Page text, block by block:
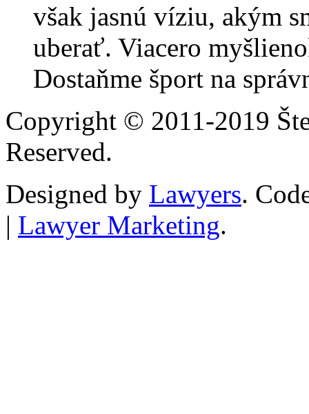
však jasnú víziu, akým
uberať. Viacero
Dostaňme šport na
Copyright © 2011-2019
Reserved.
Designed by Lawyers.
| Lawyer Marketing.